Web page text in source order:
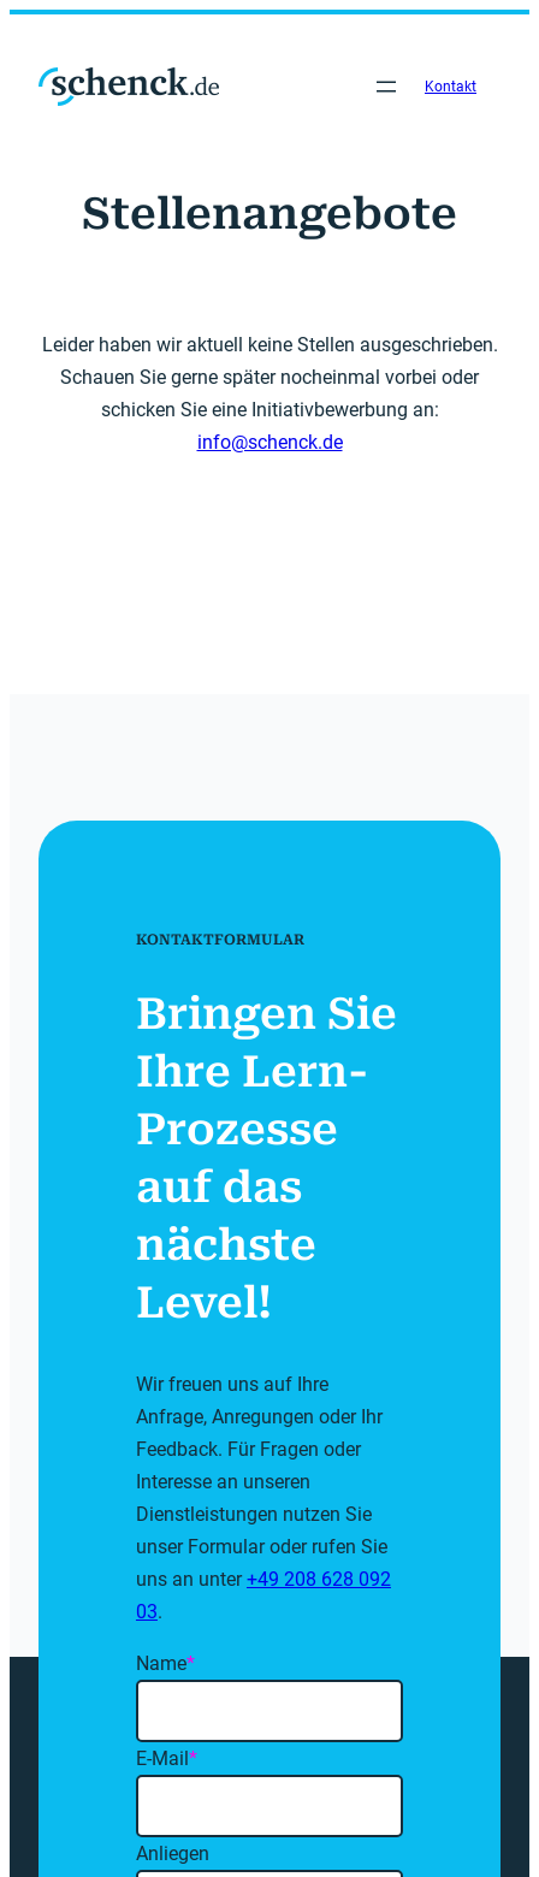
springen
Kontakt
Stellenangebote
Leider haben wir aktuell keine Stellen ausgeschrieben.
Schauen Sie gerne später nocheinmal vorbei oder
schicken Sie eine Initiativbewerbung an:
info@schenck.de
KONTAKTFORMULAR
Bringen Sie
Ihre Lern-
Prozesse
auf das
nächste
Level!
Wir freuen uns auf Ihre
Anfrage, Anregungen oder Ihr
Feedback. Für Fragen oder
Interesse an unseren
Dienstleistungen nutzen Sie
unser Formular oder rufen Sie
uns an unter+49 208 628 092
03.
Name*
E-Mail*
Anliegen